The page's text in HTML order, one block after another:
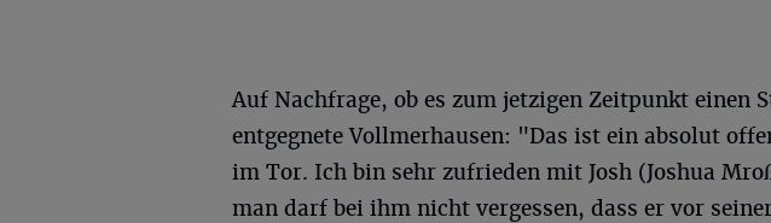
Auf Nachfrage, ob es zum jetzigen Zeitpunkt einen
entgegnete Vollmerhausen: "Das ist ein absolut
im Tor. Ich bin sehr zufrieden mit Josh (Joshua
man darf bei ihm nicht vergessen, dass er vor